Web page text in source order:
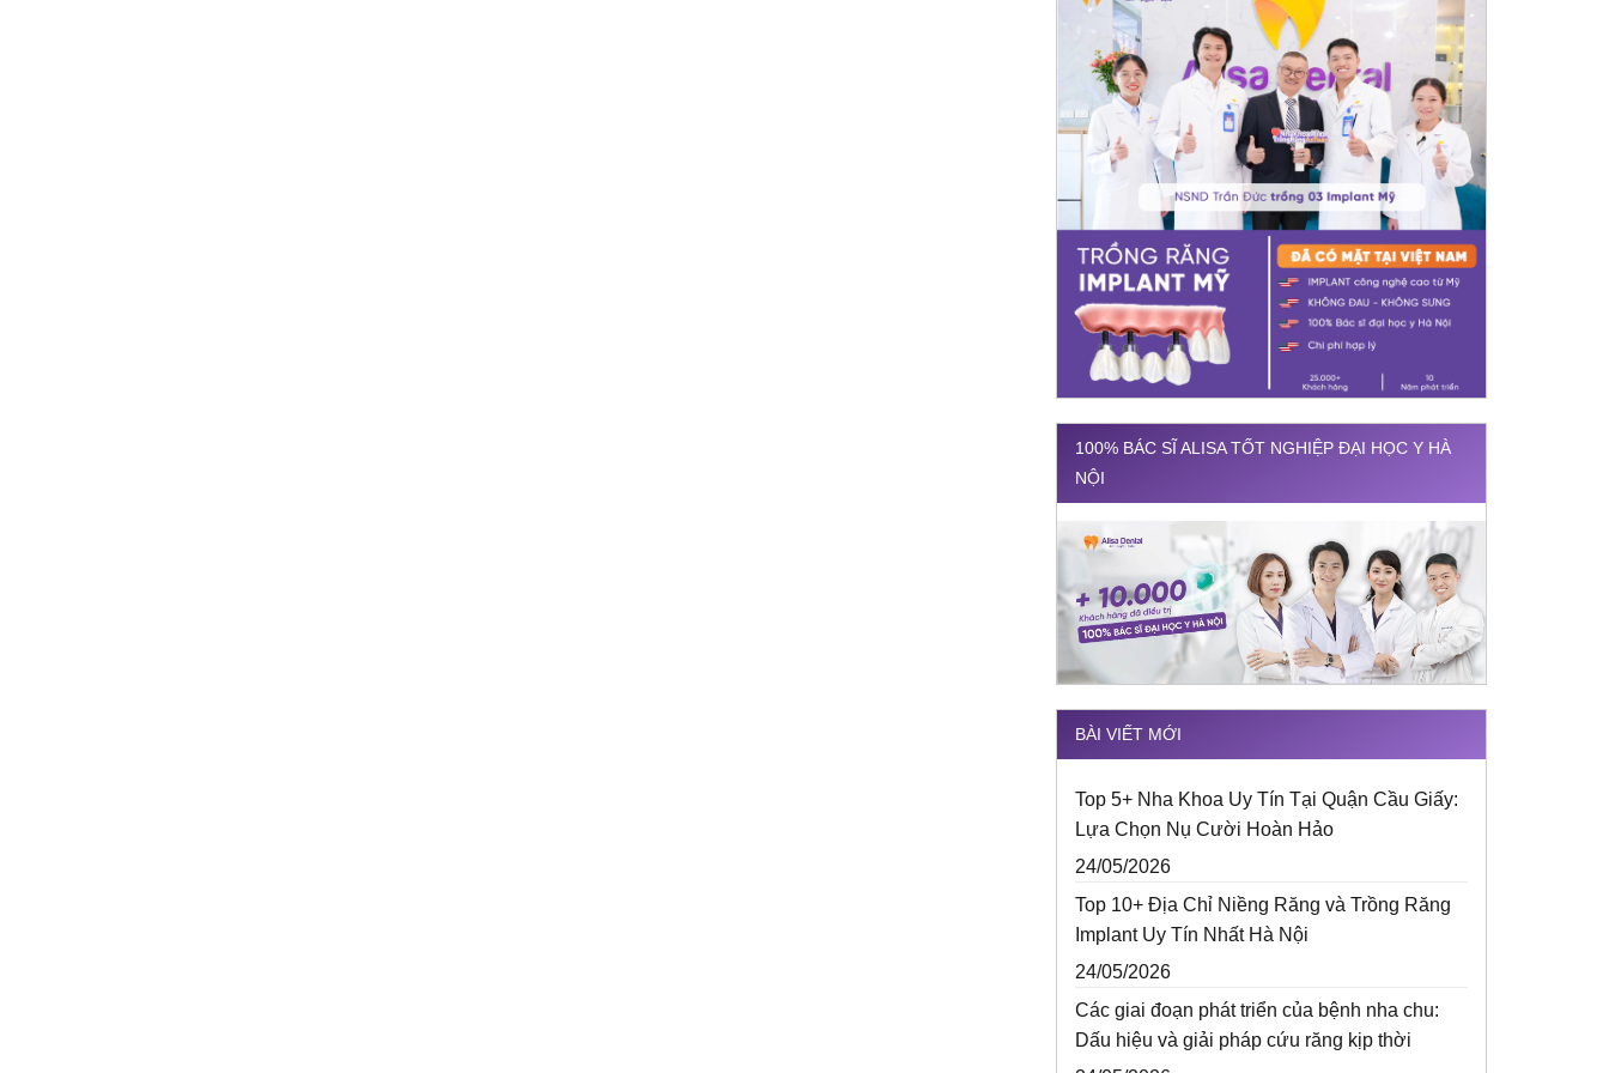
100% BÁC SĨ ALISA TỐT NGHIỆP ĐẠI HỌC Y HÀ
NỘI
BÀI VIẾT MỚI
Top 5+ Nha Khoa Uy Tín Tại Quận Cầu Giấy:
Lựa Chọn Nụ Cười Hoàn Hảo
24/05/2026
Top 10+ Địa Chỉ Niềng Răng và Trồng Răng
Implant Uy Tín Nhất Hà Nội
24/05/2026
Các giai đoạn phát triển của bệnh nha chu:
Dấu hiệu và giải pháp cứu răng kịp thời